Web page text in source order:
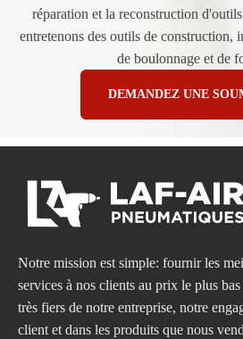
réparation et la reconstruction
entretenons des outils de construction,
de boulonnage et de
DEMANDEZ UNE
Notre mission est simple: fournir les
services à nos clients au prix le plus
très fiers de notre entreprise, notre
client et dans les produits que nous